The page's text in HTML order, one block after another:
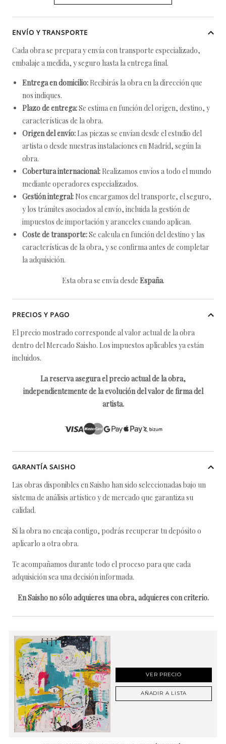
ENVÍO Y TRANSPORTE
Cada obra se prepara y envía con transporte especializado,
embalaje a medida, y seguro hasta la entrega final.
Entrega en domicilio: Recibirás la obra en la dirección que
nos indiques.
Plazo de entrega:Se estima en función del origen, destino, y
características de la obra.
Origen del envío: Las piezas se envían desde el estudio del
artista o desde nuestras instalaciones en Madrid, según la
obra.
Cobertura internacional: Realizamos envíos a todo el mundo
mediante operadores especializados.
Gestión integral: Nos encargamos del transporte, el seguro,
y los trámites asociados al envío, incluida la gestión de
impuestos de importación y aranceles cuando aplican.
Coste de transporte:Se calcula en función del destino y las
características de la obra, y se confirma antes de completar
la adquisición.
Esta obra se envía desde España.
PRECIOS Y PAGO
El precio mostrado corresponde al valor actual de la obra
dentro del Mercado Saisho. Los impuestos aplicables ya están
incluidos.
La reserva asegura el precio actual de la obra,
independientemente de la evolución del valor de firma del
artista.
GARANTÍA SAISHO
Las obras disponibles en Saisho han sido seleccionadas bajo un
sistema de análisis artístico y de mercado que garantiza su
calidad.
Si la obra no encaja contigo, podrás recuperar tu depósito o
aplicarlo a otra obra.
Te acompañamos durante todo el proceso para que cada
adquisición sea una decisión informada.
En Saisho no sólo adquieres una obra, adquieres con criterio.
VER PRECIO
AÑADIR A LISTA